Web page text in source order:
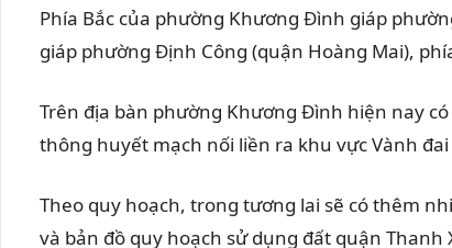
Phía Bắc của phường Khương Đình giáp
giáp phường Định Công (quận Hoàng Mai),
Trên địa bàn phường Khương Đình hiện nay
thông huyết mạch nối liền ra khu vực Vành
Theo quy hoạch, trong tương lai sẽ có thêm
và bản đồ quy hoạch sử dụng đất quận Thanh